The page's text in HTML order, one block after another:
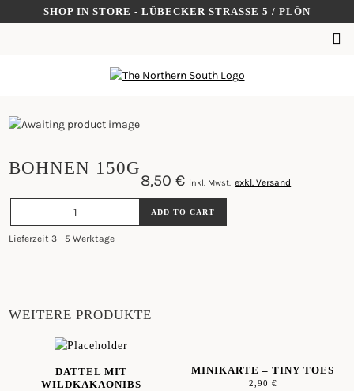
to
SHOP IN STORE - LÜBECKER STRASSE 5 / PLÖN
SUCHEN
BOHNEN 150G
8,50€ inkl. Mwst. exkl. Versand
Lieferzeit 3 - 5 Werktage
QUANTITY
ADD TO CART
WEITERE PRODUKTE
DATTEL MIT
WILDKAKAONIBS
MINIKARTE – TINY TOES
2,90 €